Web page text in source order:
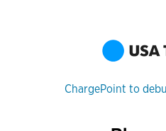
ChargePoint to